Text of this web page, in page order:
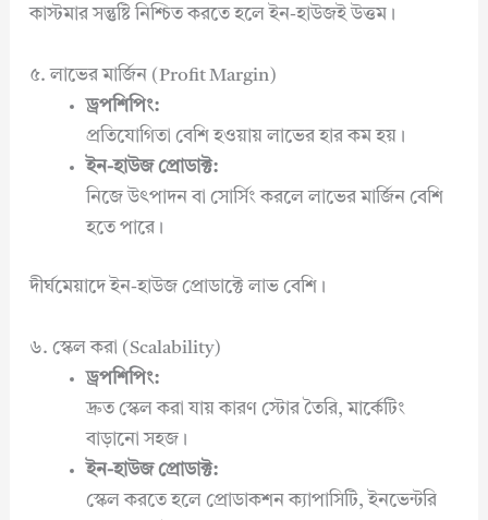
কাস্টমার সন্তুষ্টি নিশ্চিত করতে হলে ইন-হাউজই উত্তম।
৫. লাভের মার্জিন (Profit Margin)
ড্রপশিপিং:
প্রতিযোগিতা বেশি হওয়ায় লাভের হার কম হয়।
ইন-হাউজ প্রোডাক্ট:
নিজে উৎপাদন বা সোর্সিং করলে লাভের মার্জিন বেশি
হতে পারে।
দীর্ঘমেয়াদে ইন-হাউজ প্রোডাক্টে লাভ বেশি।
৬. স্কেল করা (Scalability)
ড্রপশিপিং:
দ্রুত স্কেল করা যায় কারণ স্টোর তৈরি, মার্কেটিং
বাড়ানো সহজ।
ইন-হাউজ প্রোডাক্ট:
স্কেল করতে হলে প্রোডাকশন ক্যাপাসিটি, ইনভেন্টরি